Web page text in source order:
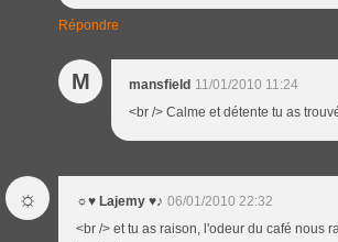
Répondre
M mansfield 11/01/2010 11:24
<br /> Calme et détente tu as
☼ ☼♥ Lajemy ♥♪ 06/01/2010 22:32
<br /> et tu as raison, l'odeur du café nous